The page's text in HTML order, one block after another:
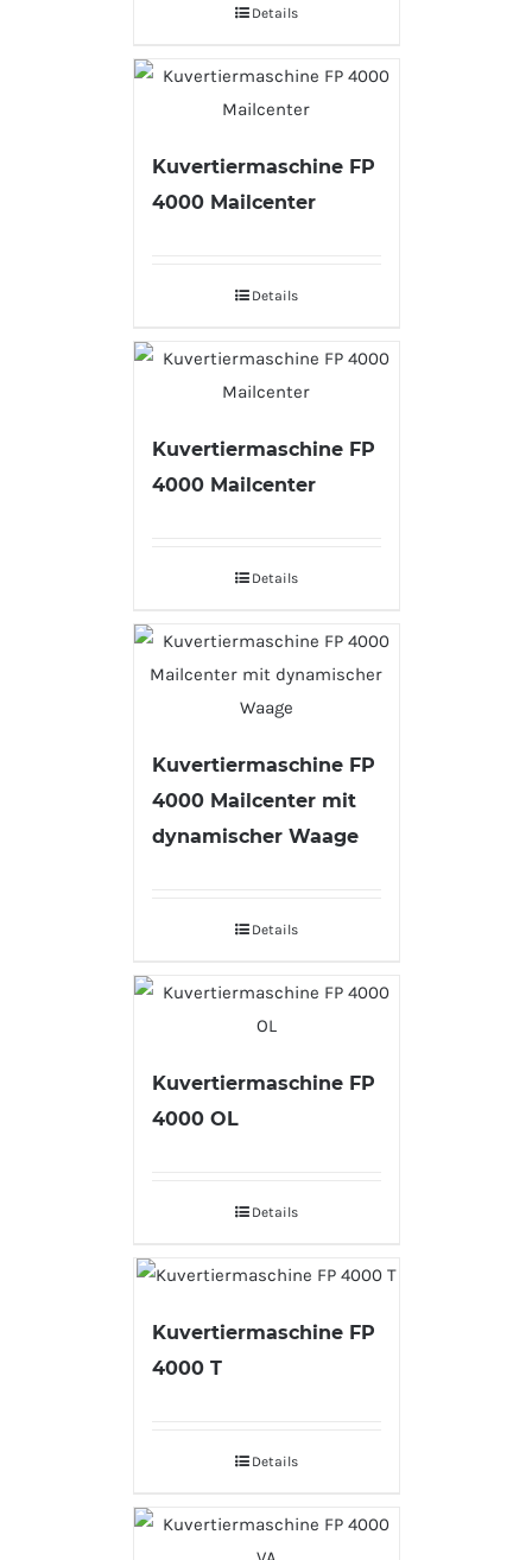
Details
Kuvertiermaschine FP
4000 Mailcenter
Details
Kuvertiermaschine FP
4000 Mailcenter
Details
Kuvertiermaschine FP
4000 Mailcenter mit
dynamischer Waage
Details
Kuvertiermaschine FP
4000 OL
Details
Kuvertiermaschine FP
4000 T
Details